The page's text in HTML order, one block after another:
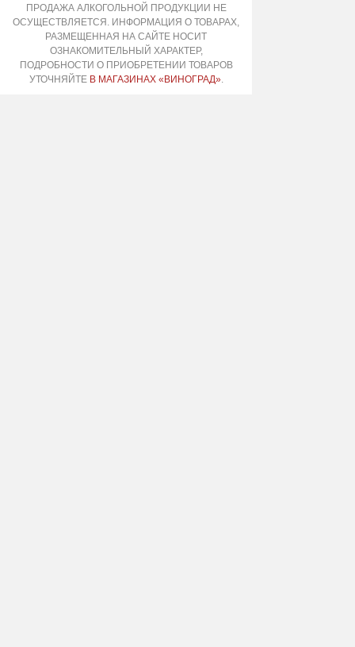
ПРОДАЖА АЛКОГОЛЬНОЙ ПРОДУКЦИИ НЕ
ОСУЩЕСТВЛЯЕТСЯ. ИНФОРМАЦИЯ О ТОВАРАХ,
РАЗМЕЩЕННАЯ НА САЙТЕ НОСИТ
ОЗНАКОМИТЕЛЬНЫЙ ХАРАКТЕР,
ПОДРОБНОСТИ О ПРИОБРЕТЕНИИ ТОВАРОВ
УТОЧНЯЙТЕ В МАГАЗИНАХ «ВИНОГРАД».